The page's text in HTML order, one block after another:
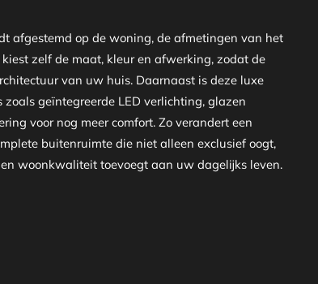
afgestemd op de woning, de afmetingen van het
zelf de maat, kleur en afwerking, zodat de
van uw huis. Daarnaast is deze luxe
geïntegreerde LED verlichting, glazen
voor nog meer comfort. Zo verandert een
buitenruimte die niet alleen exclusief oogt,
woonkwaliteit toevoegt aan uw dagelijks leven.